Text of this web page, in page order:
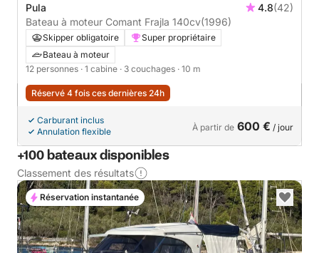
Pula 4.8(42)
Bateau à moteur Comant Frajla 140cv(1996)
Skipper obligatoire
Super propriétaire
Bateau à moteur
12 personnes · 1 cabine · 3 couchages · 10 m
Réservé 4 fois ces dernières 24h
Carburant inclus
Annulation flexible
À partir de 600 € / jour
+100 bateaux disponibles
Classement des résultats
Réservation instantanée